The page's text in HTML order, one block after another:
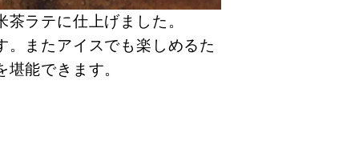
ラテに仕上げました。
。またアイスでも楽しめるた
能できます。